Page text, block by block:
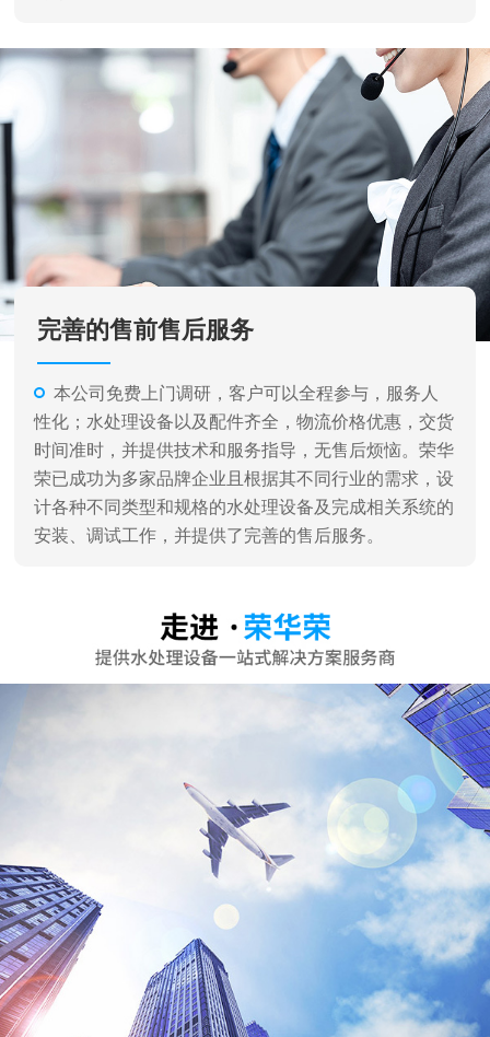
完善的售前售后服务
本公司免费上门调研，客户可以全程参与，服务人
性化；水处理设备以及配件齐全，物流价格优惠，交货
时间准时，并提供技术和服务指导，无售后烦恼。荣华
荣已成功为多家品牌企业且根据其不同行业的需求，设
计各种不同类型和规格的水处理设备及完成相关系统的
安装、调试工作，并提供了完善的售后服务。